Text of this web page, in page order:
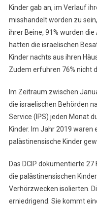
Kinder gab an, im Verlauf
misshandelt worden zu
ihrer Beine, 91% wurden die
hatten die israelischen
Kinder nachts aus ihren
Zudem erfuhren 76% nicht
Im Zeitraum zwischen
die israelischen Behörden
Service (IPS) jeden Monat
Kinder. Im Jahr 2019 waren
palästinensische Kinder
Das DCIP dokumentierte
die palästinensischen
Verhörzwecken isolierten.
erniedrigend. Sie kommt